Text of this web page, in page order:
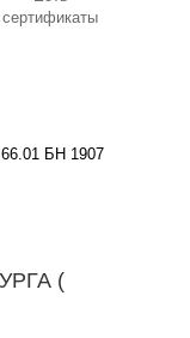
сертификаты
БН 1907
(